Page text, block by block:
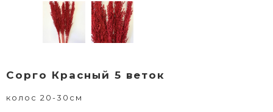
Сорго Красный 5 веток
колос 20-30см